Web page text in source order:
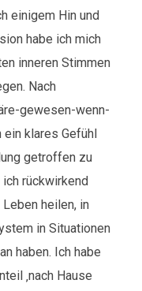
einigem Hin und
habe ich mich
inneren Stimmen
Nach
gewesen-wenn-
klares Gefühl
getroffen zu
rückwirkend
heilen, in
in Situationen
haben. Ich habe
‚nach Hause